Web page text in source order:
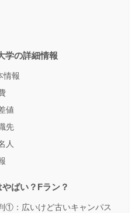
学の詳細情報
情報
値
先
人
ばい？Fラン？
①：広いけど古いキャンパス